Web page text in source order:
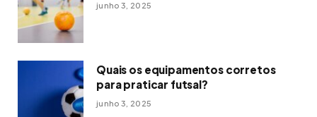
junho 3, 2025
Quais os equipamentos corretos
para praticar futsal?
junho 3, 2025